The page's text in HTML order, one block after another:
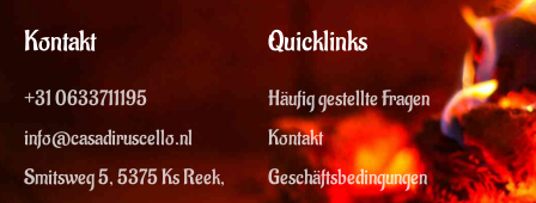
Kontakt
+31 0633711195
info@casadiruscello.nl
Smitsweg 5, 5375 Ks Reek,
Quicklinks
Häufig gestellte Fragen
Kontakt
Geschäftsbedingungen